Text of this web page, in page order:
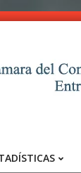
Primary